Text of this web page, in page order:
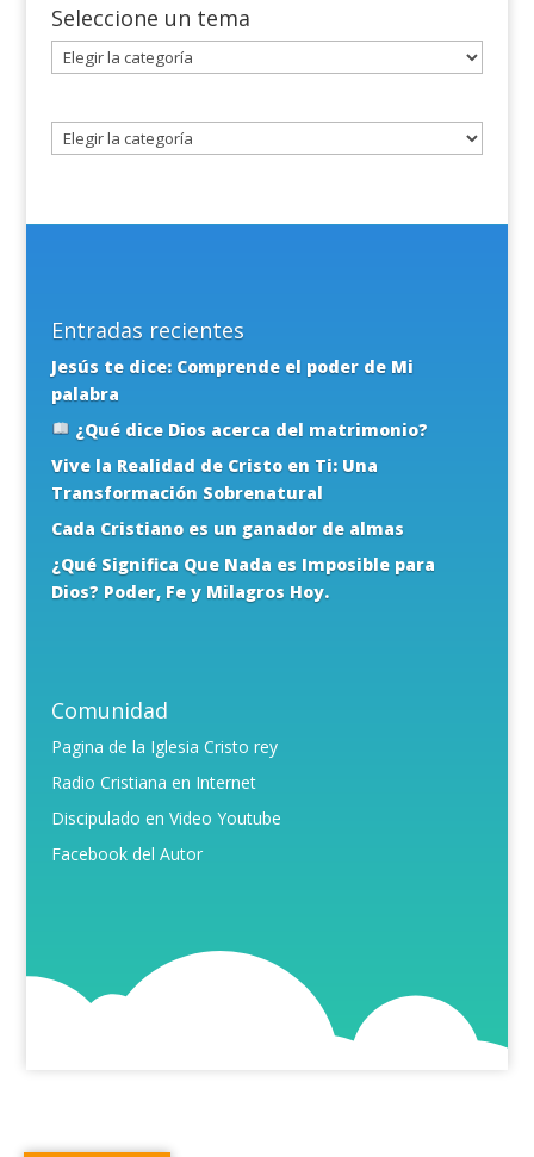
Seleccione un tema
Seleccione
un
Entradas recientes
Jesús te dice: Comprende el poder de Mi
palabra
¿Qué dice Dios acerca del matrimonio?
Vive la Realidad de Cristo en Ti: Una
Transformación Sobrenatural
Cada Cristiano es un ganador de almas
¿Qué Significa Que Nada es Imposible para
Dios? Poder, Fe y Milagros Hoy.
Comunidad
Pagina de la Iglesia Cristo rey
Radio Cristiana en Internet
Discipulado en Video Youtube
Facebook del Autor